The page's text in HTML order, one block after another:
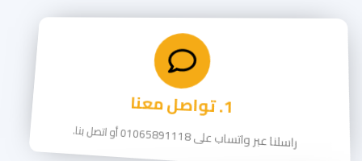
1. تواصل معنا
راسلنا عبر واتساب على
01065891118
أو اتصل بنا.